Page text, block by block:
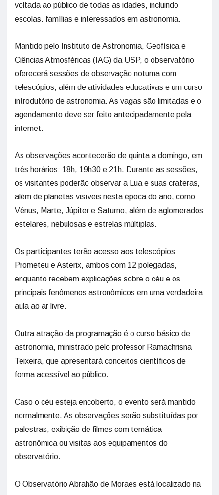
voltada ao público de todas as idades, incluindo
escolas, famílias e interessados em astronomia.
Mantido pelo Instituto de Astronomia, Geofísica e
Ciências Atmosféricas (IAG) da USP, o observatório
oferecerá sessões de observação noturna com
telescópios, além de atividades educativas e um curso
introdutório de astronomia. As vagas são limitadas e o
agendamento deve ser feito antecipadamente pela
internet.
As observações acontecerão de quinta a domingo, em
três horários: 18h, 19h30 e 21h. Durante as sessões,
os visitantes poderão observar a Lua e suas crateras,
além de planetas visíveis nesta época do ano, como
Vênus, Marte, Júpiter e Saturno, além de aglomerados
estelares, nebulosas e estrelas múltiplas.
Os participantes terão acesso aos telescópios
Prometeu e Asterix, ambos com 12 polegadas,
enquanto recebem explicações sobre o céu e os
principais fenômenos astronômicos em uma verdadeira
aula ao ar livre.
Outra atração da programação é o curso básico de
astronomia, ministrado pelo professor Ramachrisna
Teixeira, que apresentará conceitos científicos de
forma acessível ao público.
Caso o céu esteja encoberto, o evento será mantido
normalmente. As observações serão substituídas por
palestras, exibição de filmes com temática
astronômica ou visitas aos equipamentos do
observatório.
O Observatório Abrahão de Moraes está localizado na